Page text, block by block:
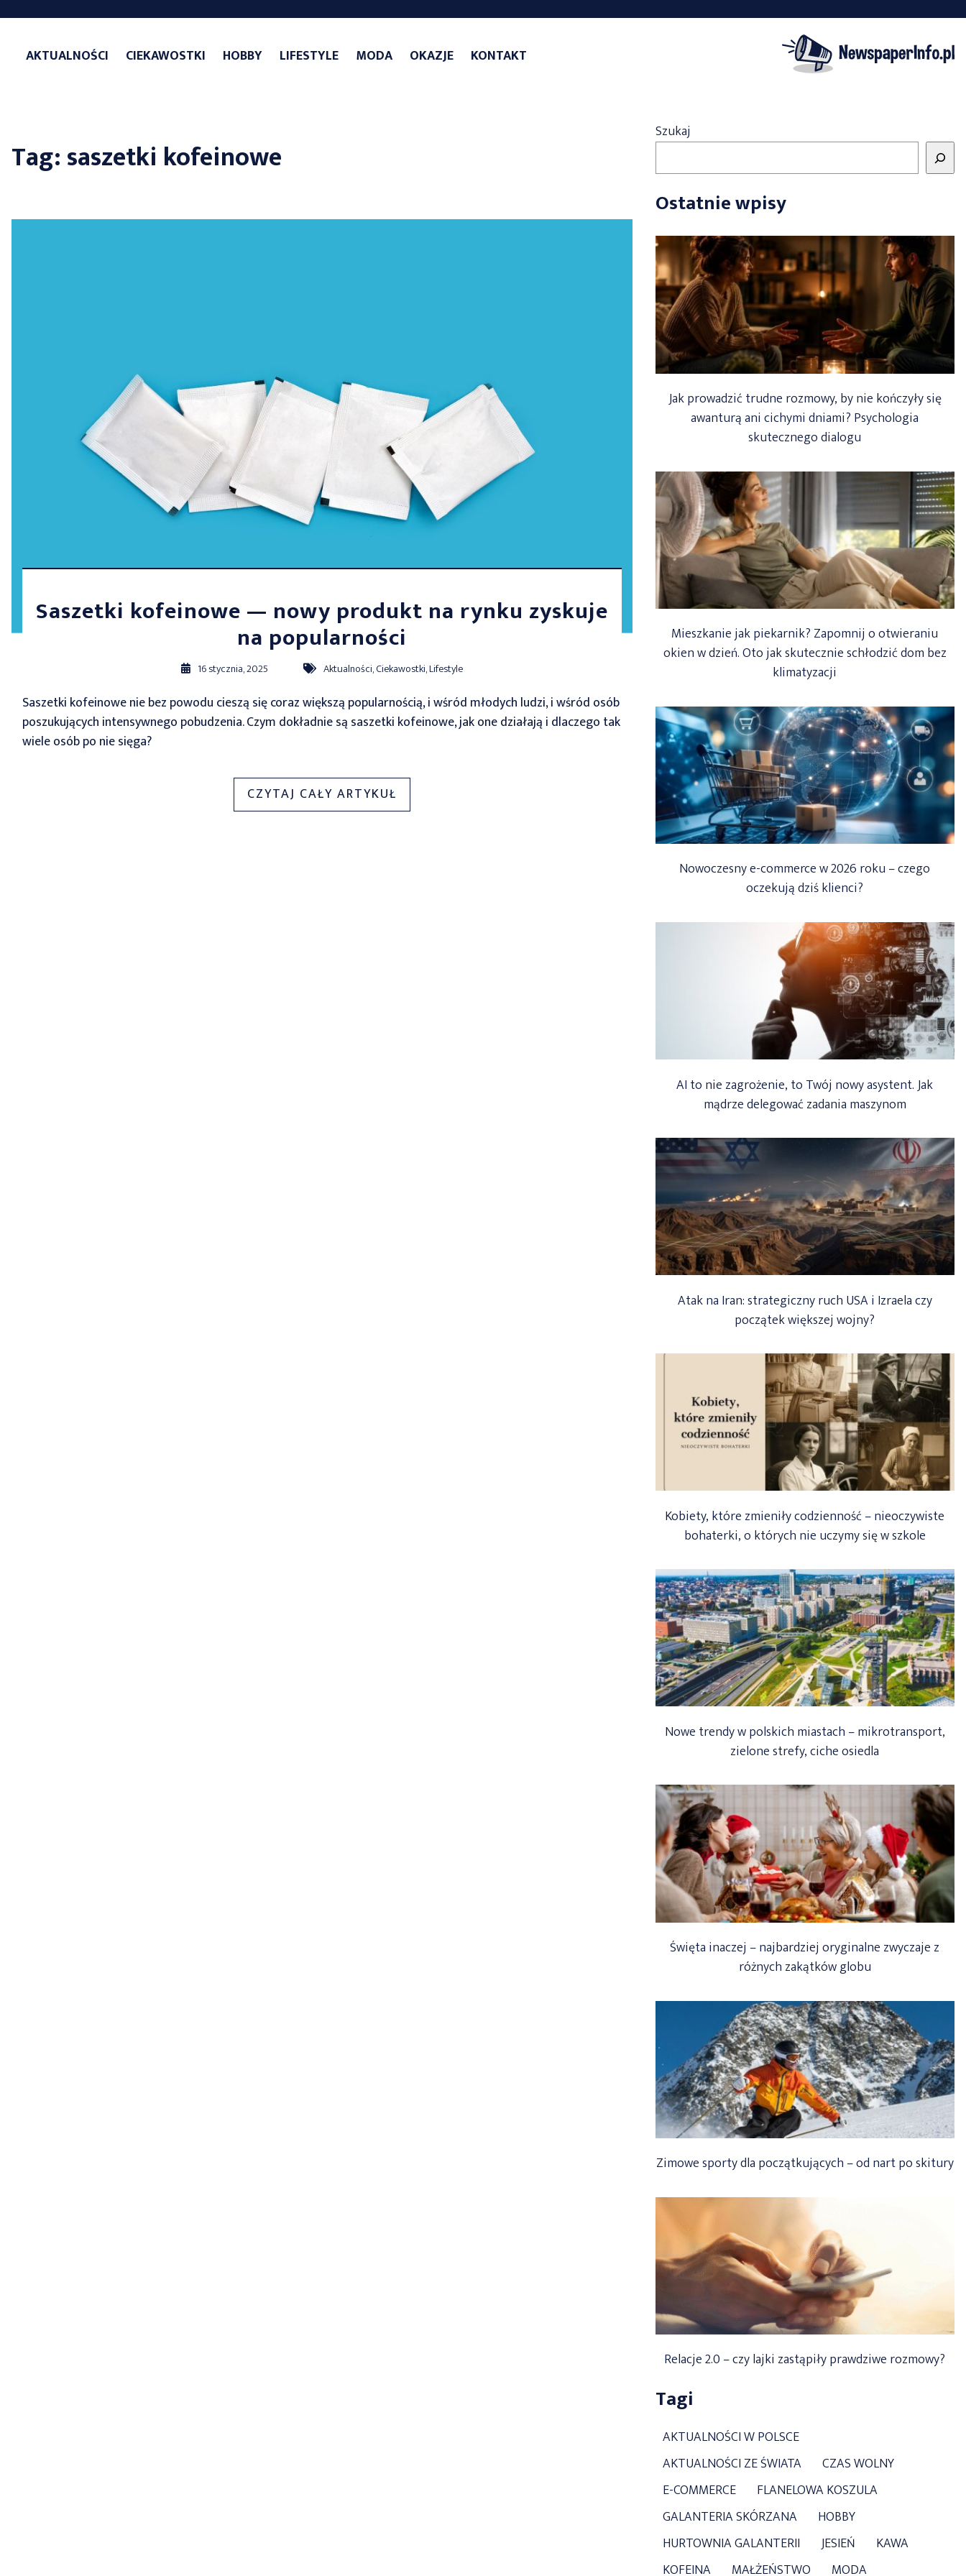
contentAKTUALNOŚCI CIEKAWOSTKI HOBBY LIFESTYLE MODA OKAZJE KONTAKT
Tag:saszetki kofeinowe
Saszetki kofeinowe — nowy produkt na rynku zyskuje
na popularności
16 stycznia, 2025 Aktualności,Ciekawostki,Lifestyle
Saszetki kofeinowe nie bez powodu cieszą się coraz większą popularnością, i wśród młodych ludzi, i wśród osób
poszukujących intensywnego pobudzenia. Czym dokładnie są saszetki kofeinowe, jak one działają i dlaczego tak
wiele osób po nie sięga?
CZYTAJ CAŁY ARTYKUŁ
KOFEINOWE
Szukaj
Ostatnie wpisy
Jak prowadzić trudne rozmowy, by nie kończyły się
awanturą ani cichymi dniami? Psychologia
skutecznego dialogu
Mieszkanie jak piekarnik? Zapomnij o otwieraniu
okien w dzień. Oto jak skutecznie schłodzić dom bez
klimatyzacji
Nowoczesny e-commerce w 2026 roku – czego
oczekują dziś klienci?
AI to nie zagrożenie, to Twój nowy asystent. Jak
mądrze delegować zadania maszynom
Atak na Iran: strategiczny ruch USA i Izraela czy
początek większej wojny?
Kobiety, które zmieniły codzienność – nieoczywiste
bohaterki, o których nie uczymy się w szkole
Nowe trendy w polskich miastach – mikrotransport,
zielone strefy, ciche osiedla
Święta inaczej – najbardziej oryginalne zwyczaje z
różnych zakątków globu
Zimowe sporty dla początkujących – od nart po skitury
Relacje 2.0 – czy lajki zastąpiły prawdziwe rozmowy?
Tagi
AKTUALNOŚCI W POLSCE
AKTUALNOŚCI ZE ŚWIATA
CZAS WOLNY
E-COMMERCE
FLANELOWA KOSZULA
GALANTERIA SKÓRZANA
HOBBY
HURTOWNIA GALANTERII
JESIEŃ
KAWA
KOFEINA
MAŁŻEŃSTWO MODA